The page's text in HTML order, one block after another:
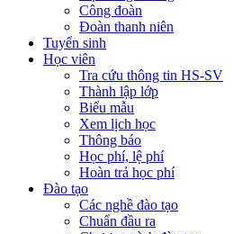
Công đoàn
Đoàn thanh niên
Tuyển sinh
Học viên
Tra cứu thông tin HS-SV
Thành lập lớp
Biểu mẫu
Xem lịch học
Thông báo
Học phí, lệ phí
Hoàn trả học phí
Đào tạo
Các nghề đào tạo
Chuẩn đầu ra